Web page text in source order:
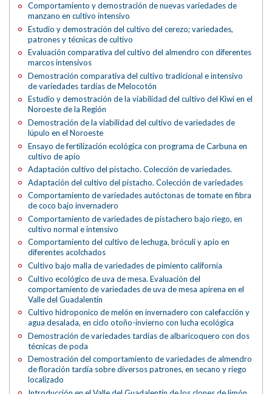
Comportamiento y demostración de nuevas variedades de
manzano en cultivo intensivo
Estudio y demostración del cultivo del cerezo; variedades,
patrones y técnicas de cultivo
Evaluación comparativa del cultivo del almendro con diferentes
marcos intensivos
Demostración comparativa del cultivo tradicional e intensivo
de variedades tardías de Melocotón
Estudio y demostración de la viabilidad del cultivo del Kiwi en el
Noroeste de la Región
Demostración de la viabilidad del cultivo de variedades de
lúpulo en el Noroeste
Ensayo de fertilización ecológica con programa de Carbuna en
cultivo de apio
Adaptación cultivo del pistacho. Colección de variedades.
Adaptación del cultivo del pistacho. Colección de variedades
Comportamiento de variedades autóctonas de tomate en fibra
de coco bajo invernadero
Comportamiento de variedades de pistachero bajo riego, en
cultivo normal e intensivo
Comportamiento del cultivo de lechuga, bróculi y apio en
diferentes acolchados
Cultivo bajo malla de variedades de pimiento california
Cultivo ecológico de uva de mesa. Evaluación del
comportamiento de variedades de uva de mesa apirena en el
Valle del Guadalentín
Cultivo hidroponico de melón en invernadero con calefacción y
agua desalada, en ciclo otoño-invierno con lucha ecológica
Demostración de variedades tardías de albaricoquero con dos
técnicas de poda
Demostración del comportamiento de variedades de almendro
de floración tardía sobre diversos patrones, en secano y riego
localizado